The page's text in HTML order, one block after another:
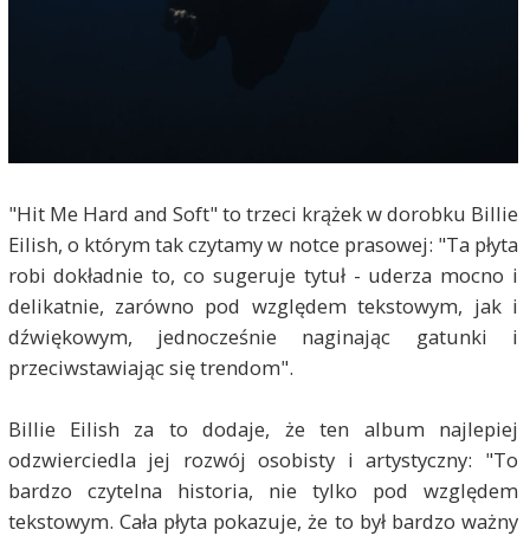
"Hit Me Hard and Soft" to trzeci krążek w dorobku Billie
Eilish, o którym tak czytamy w notce prasowej: "Ta płyta
robi dokładnie to, co sugeruje tytuł - uderza mocno i
delikatnie, zarówno pod względem tekstowym, jak i
dźwiękowym, jednocześnie naginając gatunki i
przeciwstawiając się trendom".
Billie Eilish za to dodaje, że ten album najlepiej
odzwierciedla jej rozwój osobisty i artystyczny: "To
bardzo czytelna historia, nie tylko pod względem
tekstowym. Cała płyta pokazuje, że to był bardzo ważny